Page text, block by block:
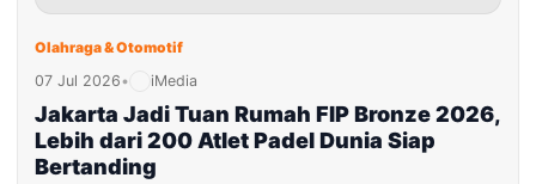
Olahraga & Otomotif
07 Jul 2026• iMedia
Jakarta Jadi Tuan Rumah FIP Bronze 2026,
Lebih dari 200 Atlet Padel Dunia Siap
Bertanding